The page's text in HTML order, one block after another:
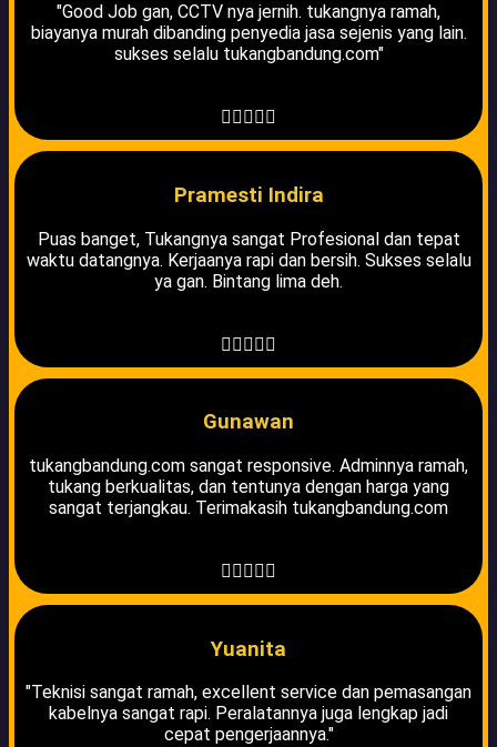
"Good Job gan, CCTV nya jernih. tukangnya ramah,
biayanya murah dibanding penyedia jasa sejenis yang lain.
sukses selalu tukangbandung.com"
    
Pramesti Indira
Puas banget, Tukangnya sangat Profesional dan tepat
waktu datangnya. Kerjaanya rapi dan bersih. Sukses selalu
ya gan. Bintang lima deh.
    
Gunawan
tukangbandung.com sangat responsive. Adminnya ramah,
tukang berkualitas, dan tentunya dengan harga yang
sangat terjangkau. Terimakasih tukangbandung.com
    
Yuanita
"Teknisi sangat ramah, excellent service dan pemasangan
kabelnya sangat rapi. Peralatannya juga lengkap jadi
cepat pengerjaannya."